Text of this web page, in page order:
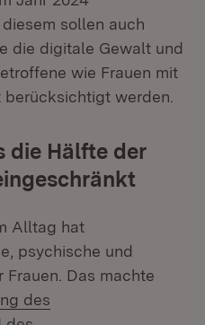
sollen auch
die digitale Gewalt und
wie Frauen mit
werden.
die Hälfte der
Alltag hat
psychische und
Das machte
des